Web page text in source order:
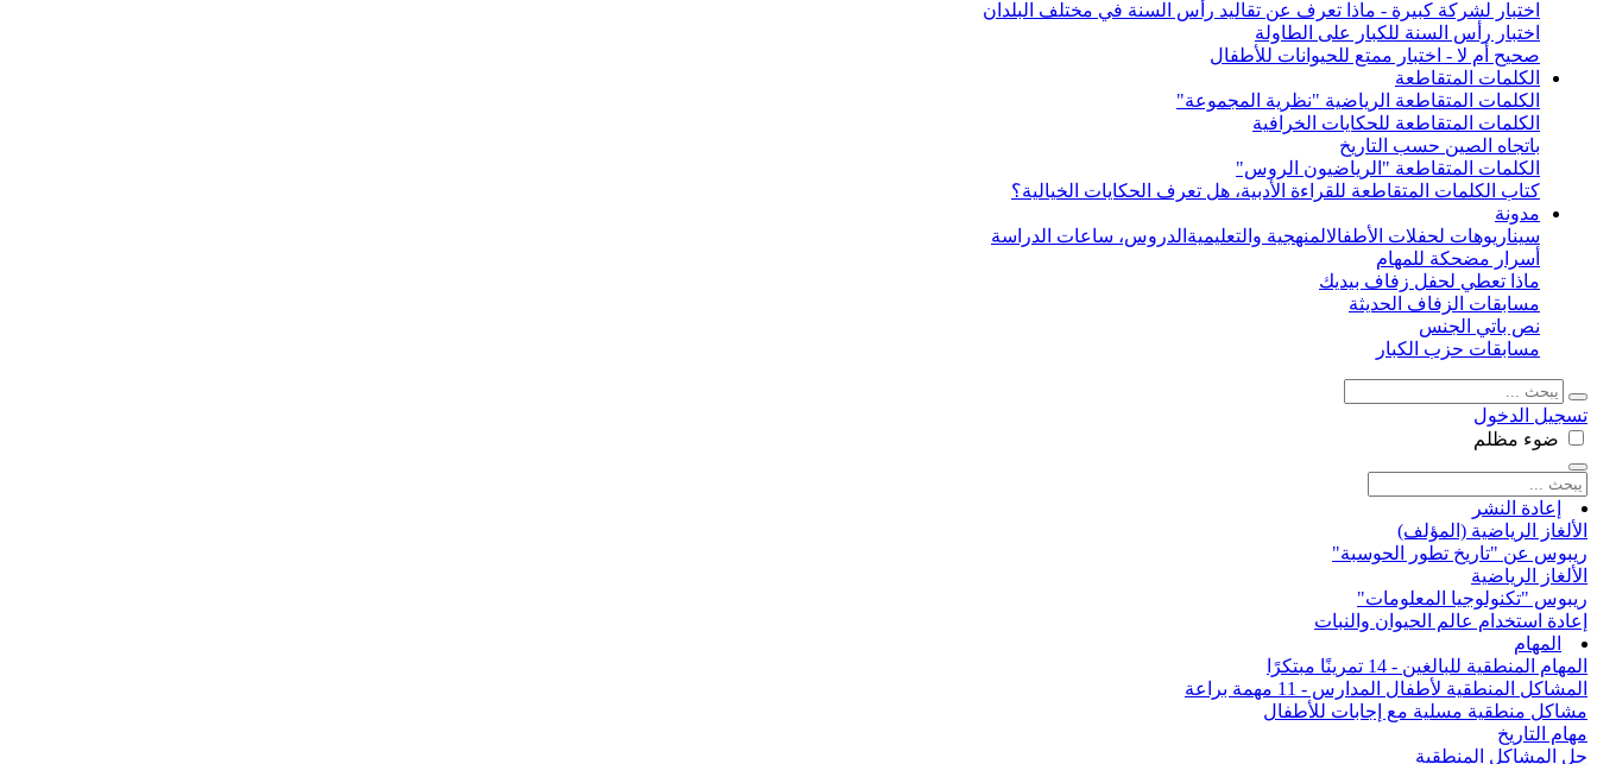
اختبار لشركة كبيرة - ماذا تعرف عن تقاليد رأس السنة في مختلف البلدان
اختبار رأس السنة للكبار على الطاولة
صحيح أم لا - اختبار ممتع للحيوانات للأطفال
الكلمات المتقاطعة
الكلمات المتقاطعة الرياضية "نظرية المجموعة"
الكلمات المتقاطعة للحكايات الخرافية
باتجاه الصين حسب التاريخ
الكلمات المتقاطعة "الرياضيون الروس"
كتاب الكلمات المتقاطعة للقراءة الأدبية، هل تعرف الحكايات الخيالية؟
مدونة
سيناريوهات لحفلات الأطفالالمنهجية والتعليمية الدروس، ساعات الدراسة
أسرار مضحكة للمهام
ماذا تعطي لحفل زفاف بيديك
مسابقات الزفاف الحديثة
نص باتي الجنس
مسابقات حزب الكبار
تسجيل الدخول
ضوء مظلم
إعادة النشر
الألغاز الرياضية (المؤلف)
ريبوس عن "تاريخ تطور الحوسبة"
الألغاز الرياضية
ريبوس "تكنولوجيا المعلومات"
إعادة استخدام عالم الحيوان والنبات
المهام
المهام المنطقية للبالغين - 14 تمرينًا مبتكرًا
المشاكل المنطقية لأطفال المدارس - 11 مهمة براعة
مشاكل منطقية مسلية مع إجابات للأطفال
مهام التاريخ
حل المشاكل المنطقية